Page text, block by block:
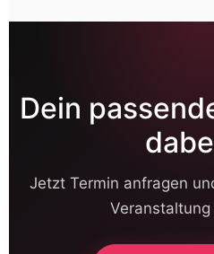
Dein
Jetzt Termin anfragen
Veranstaltung